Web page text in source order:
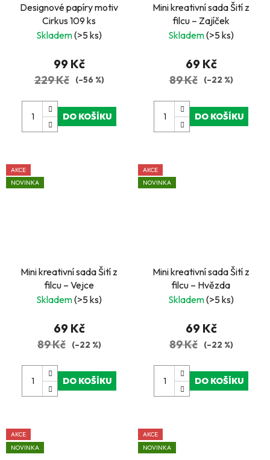
Designové papíry motiv
Cirkus 109 ks
Skladem(>5 ks)
99 Kč
229 Kč (–56 %)
DO KOŠÍKU
Mini kreativní sada Šití z
filcu – Zajíček
Skladem(>5 ks)
69 Kč
89 Kč (–22 %)
DO KOŠÍKU
AKCE
NOVINKA
Mini kreativní sada Šití z
filcu – Vejce
Skladem(>5 ks)
69 Kč
89 Kč (–22 %)
DO KOŠÍKU
AKCE
NOVINKA
Mini kreativní sada Šití z
filcu – Hvězda
Skladem(>5 ks)
69 Kč
89 Kč (–22 %)
DO KOŠÍKU
AKCE
NOVINKA
AKCE
NOVINKA